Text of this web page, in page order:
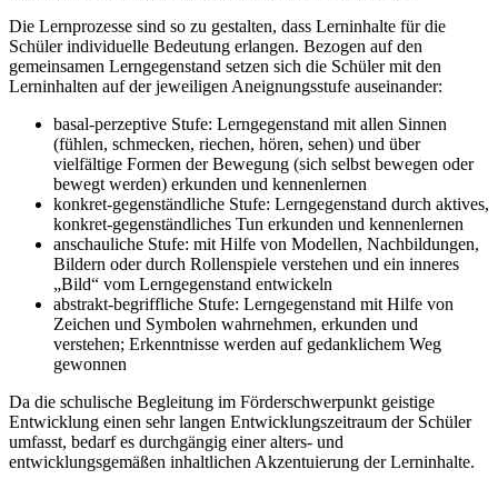
Die Lernprozesse sind so zu gestalten, dass Lerninhalte für die
Schüler individuelle Bedeutung erlangen. Bezogen auf den
gemeinsamen Lerngegenstand setzen sich die Schüler mit den
Lerninhalten auf der jeweiligen Aneignungsstufe auseinander:
basal-perzeptive Stufe: Lerngegenstand mit allen Sinnen
(fühlen, schmecken, riechen, hören, sehen) und über
vielfältige Formen der Bewegung (sich selbst bewegen oder
bewegt werden) erkunden und kennenlernen
konkret-gegenständliche Stufe: Lerngegenstand durch aktives,
konkret-gegenständliches Tun erkunden und kennenlernen
anschauliche Stufe: mit Hilfe von Modellen, Nachbildungen,
Bildern oder durch Rollenspiele verstehen und ein inneres
„Bild“ vom Lerngegenstand entwickeln
abstrakt-begriffliche Stufe: Lerngegenstand mit Hilfe von
Zeichen und Symbolen wahrnehmen, erkunden und
verstehen; Erkenntnisse werden auf gedanklichem Weg
gewonnen
Da die schulische Begleitung im Förderschwerpunkt geistige
Entwicklung einen sehr langen Entwicklungszeitraum der Schüler
umfasst, bedarf es durchgängig einer alters- und
entwicklungsgemäßen inhaltlichen Akzentuierung der Lerninhalte.